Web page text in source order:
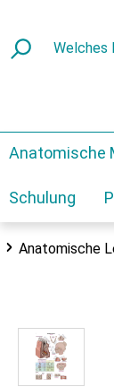
Anatomische
Schulung
Anatomische